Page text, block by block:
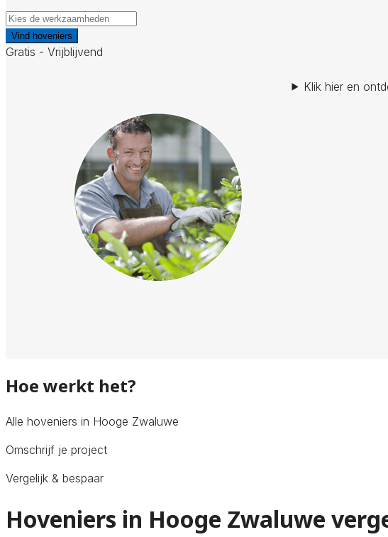
Vind hoveniers
Gratis - Vrijblijvend
Klik hier en
Hoe werkt het?
Alle hoveniers in Hooge Zwaluwe
Omschrijf je project
Vergelijk & bespaar
Hoveniers in Hooge Zwaluwe